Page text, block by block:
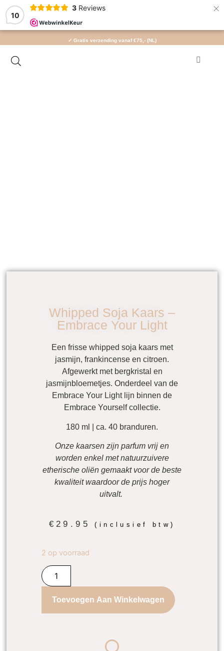
10
3 Reviews ×
✓ Gratis verzending vanaf €75,- (NL)
Whipped Soja Kaars –
Embrace Your Light
Een frisse whipped soja kaars met
jasmijn, frankincense en citroen.
Afgewerkt met bergkristal en
jasmijnbloemetjes. Onderdeel van de
Embrace Your Light lijn binnen de
Embrace Yourself collectie.
180 ml | ca. 40 branduren.
Onze kaarsen zijn parfum vrij en
worden enkel met natuurzuivere
etherische oliën gemaakt voor de beste
kwaliteit waardoor de prijs hoger
uitvalt.
€ 29.95 (inclusief btw)
2 op voorraad
Toevoegen Aan Winkelwagen